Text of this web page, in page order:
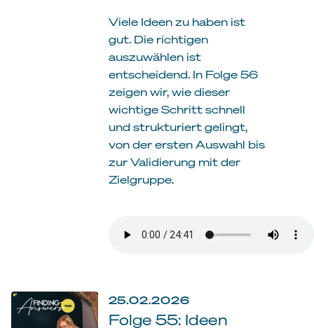
Viele Ideen zu haben ist
gut. Die richtigen
auszuwählen ist
entscheidend. In Folge 56
zeigen wir, wie dieser
wichtige Schritt schnell
und strukturiert gelingt,
von der ersten Auswahl bis
zur Validierung mit der
Zielgruppe.
25.02.2026
Folge 55: Ideen